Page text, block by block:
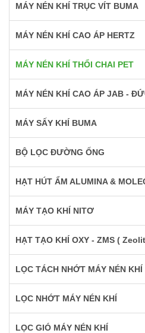
MÁY NÉN KHÍ TRỤC VÍT BUMA
MÁY NÉN KHÍ CAO ÁP HERTZ
MÁY NÉN KHÍ THỔI CHAI PET
MÁY NÉN KHÍ CAO ÁP JAB -
MÁY SẤY KHÍ BUMA
BỘ LỌC ĐƯỜNG ỐNG
HẠT HÚT ẨM ALUMINA &
MÁY TẠO KHÍ NITƠ
HẠT TẠO KHÍ OXY - ZMS (
LỌC TÁCH NHỚT MÁY NÉN KHÍ
LỌC NHỚT MÁY NÉN KHÍ
LỌC GIÓ MÁY NÉN KHÍ